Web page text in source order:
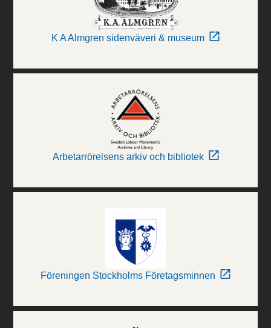
K A Almgren sidenväveri & museum
Arbetarrörelsens arkiv och bibliotek
Föreningen Stockholms Företagsminnen